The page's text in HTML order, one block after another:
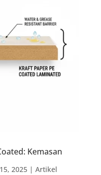
Kemasan
2025| Artikel